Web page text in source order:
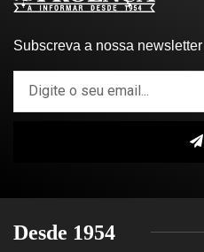
Subscreva a nossa newsletter
Desde 1954